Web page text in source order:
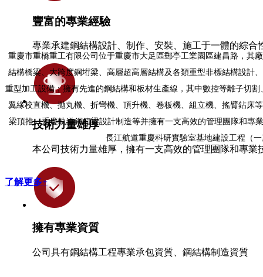
豐富的專業經驗
專業承建鋼結構設計、制作、安裝、施工于一體的綜合
技術力量雄厚
本公司技術力量雄厚，擁有一支高效的管理團隊和專業
擁有專業資質
公司具有鋼結構工程專業承包資質、鋼結構制造資質
重慶市重橋重工有限公司位于重慶市大足區郵亭工業園區建昌路，其
結構橋梁、大跨度鋼垳梁、高層超高層結構及各類重型非標結構設計
重型加工設備；擁有先進的鋼結構和板材生產線，其中數控等離子切
翼緣校直機、拋丸機、折彎機、頂升機、卷板機、組立機、搖臂鉆床
梁頂推、重慶軌道鋼箱梁設計制造等并擁有一支高效的管理團隊和專
長江航道重慶科研實驗室基地建設工程（
了解更多+